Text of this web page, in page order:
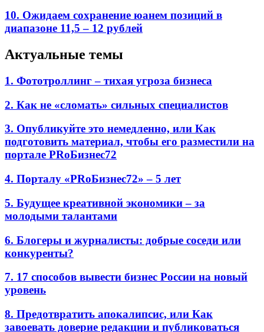
10. Ожидаем сохранение юанем позиций в
диапазоне 11,5 – 12 рублей
Актуальные темы
1. Фототроллинг – тихая угроза бизнеса
2. Как не «сломать» сильных специалистов
3. Опубликуйте это немедленно, или Как
подготовить материал, чтобы его разместили на
портале PRоБизнес72
4. Порталу «PRоБизнес72» – 5 лет
5. Будущее креативной экономики – за
молодыми талантами
6. Блогеры и журналисты: добрые соседи или
конкуренты?
7. 17 способов вывести бизнес России на новый
уровень
8. Предотвратить апокалипсис, или Как
завоевать доверие редакции и публиковаться